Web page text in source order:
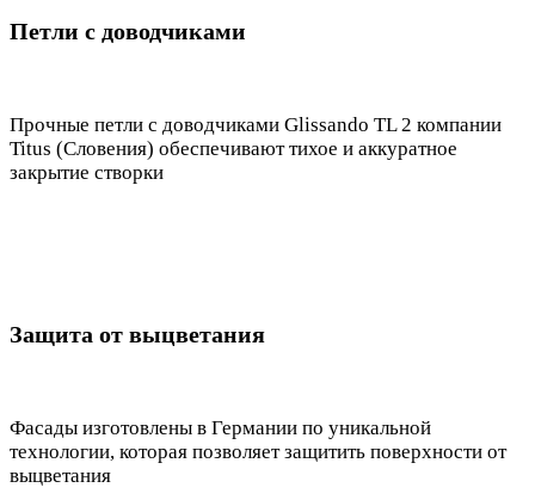
Петли с доводчиками
Прочные петли с доводчиками Glissando TL 2 компании
Titus (Словения) обеспечивают тихое и аккуратное
закрытие створки
Защита от выцветания
Фасады изготовлены в Германии по уникальной
технологии, которая позволяет защитить поверхности от
выцветания